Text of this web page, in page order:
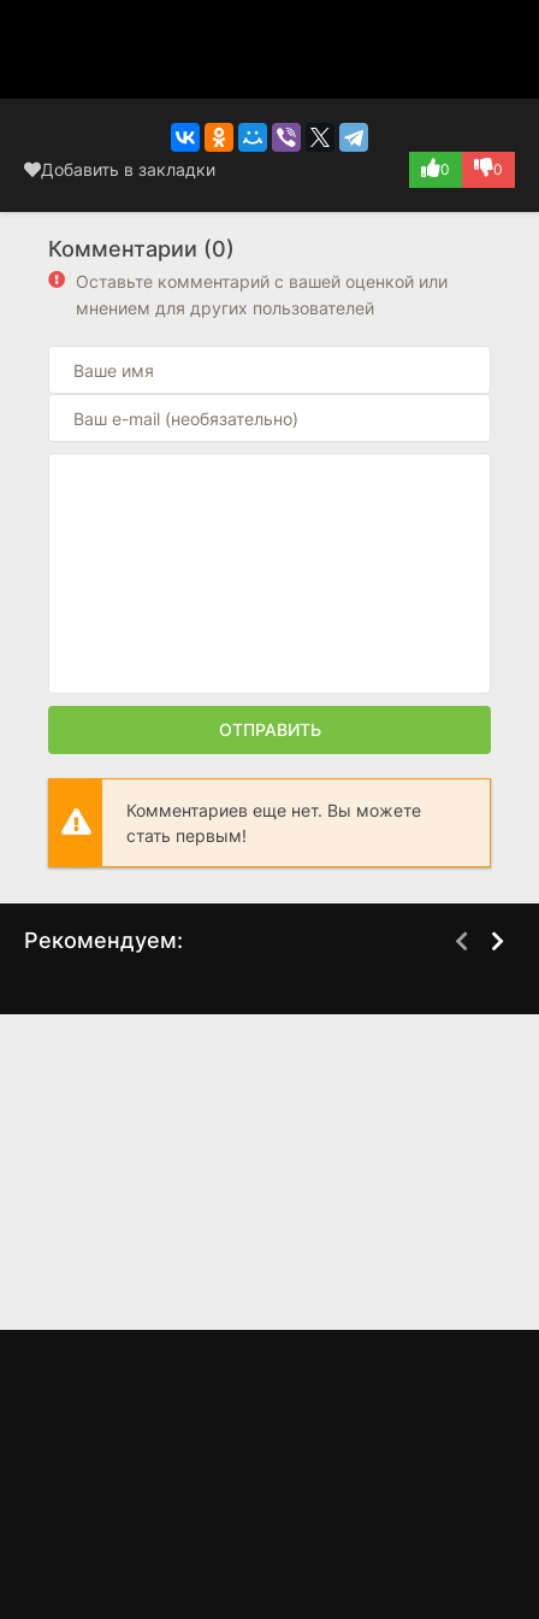
Добавить в закладки 0 0
Комментарии (0)
Оставьте комментарий с вашей оценкой или
мнением для других пользователей
ОТПРАВИТЬ
Комментариев еще нет. Вы можете
стать первым!
Рекомендуем: